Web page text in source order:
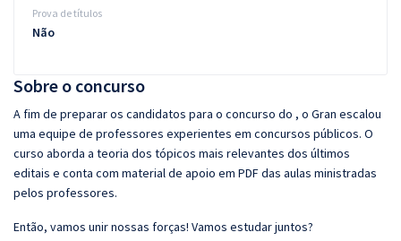
Sobre o concurso
A fim de preparar os candidatos para o concurso do , o Gran escalou
uma equipe de professores experientes em concursos públicos. O
curso aborda a teoria dos tópicos mais relevantes dos últimos
editais e conta com material de apoio em PDF das aulas ministradas
pelos professores.
Então, vamos unir nossas forças! Vamos estudar juntos?
Prova de títulos
Não